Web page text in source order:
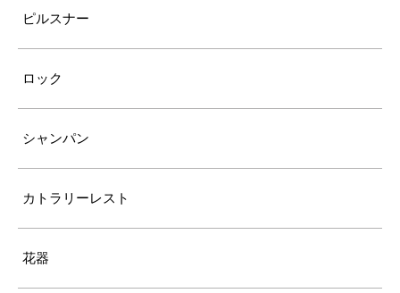
ピルスナー
ロック
シャンパン
カトラリーレスト
花器